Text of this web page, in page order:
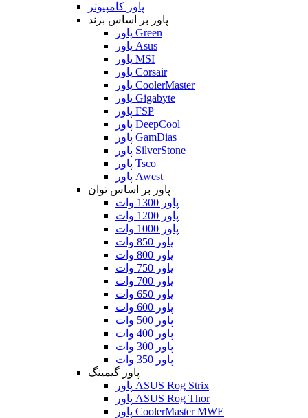
پاور کامپیوتر
پاور بر اساس برند
پاور Green
پاور Asus
پاور MSI
پاور Corsair
پاور CoolerMaster
پاور Gigabyte
پاور FSP
پاور DeepCool
پاور GamDias
پاور SilverStone
پاور Tsco
پاور Awest
پاور بر اساس توان
پاور 1300 وات
پاور 1200 وات
پاور 1000 وات
پاور 850 وات
پاور 800 وات
پاور 750 وات
پاور 700 وات
پاور 650 وات
پاور 600 وات
پاور 500 وات
پاور 400 وات
پاور 300 وات
پاور 350 وات
پاور گیمینگ
پاور ASUS Rog Strix
پاور ASUS Rog Thor
پاور CoolerMaster MWE